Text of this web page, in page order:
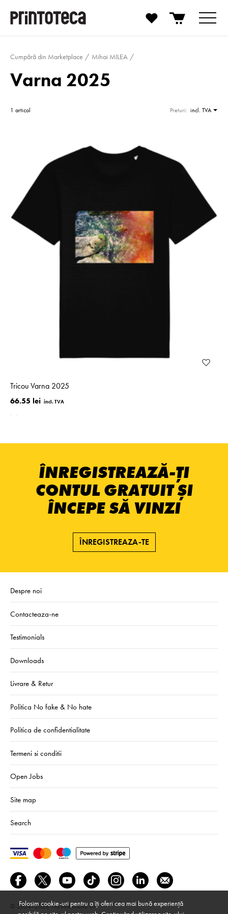
Cumpără din Marketplace Mihai MILEA
Varna 2025
1 articol Preturi: incl. TVA
Tricou Varna 2025
66.55 lei
ÎNREGISTREAZĂ-ȚI
CONTUL GRATUIT ȘI
ÎNCEPE SĂ VINZI
ÎNREGISTREAZA-TE
Despre noi
Contacteaza-ne
Testimonials
Downloads
Livrare & Retur
Politica No fake & No hate
Politica de confidentialitate
Termeni si conditii
Open Jobs
Site map
Search
© 2024–2026 We Are Mono srl
Folosim cookie-uri pentru a îți oferi cea mai bună experiență